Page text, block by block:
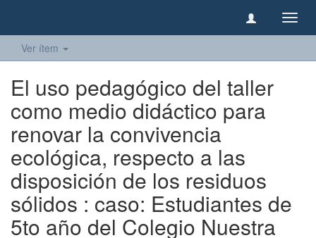
Ver ítem
El uso pedagógico del taller
como medio didáctico para
renovar la convivencia
ecológica, respecto a las
disposición de los residuos
sólidos : caso: Estudiantes de
5to año del Colegio Nuestra